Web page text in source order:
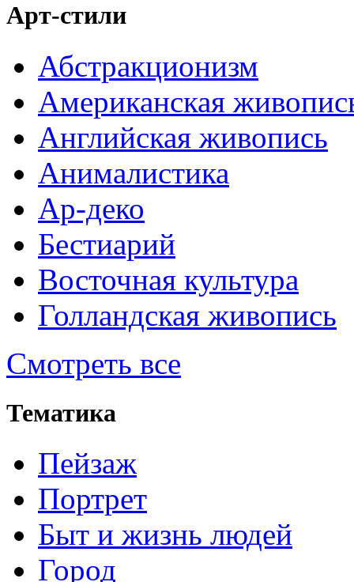
Арт-стили
Абстракционизм
Американская
Английская живопись
Анималистика
Ар-деко
Бестиарий
Восточная культура
Голландская живопись
Смотреть все
Тематика
Пейзаж
Портрет
Быт и жизнь людей
Город